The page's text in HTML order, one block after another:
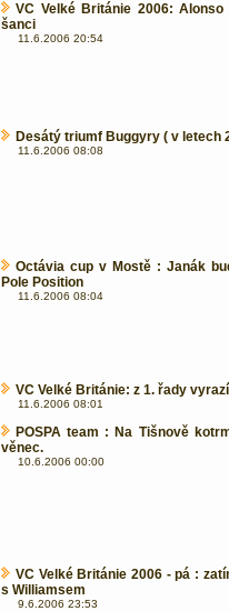
VC Velké Británie 2006:
šanci
11.6.2006 20:54
Desátý triumf Buggyry ( v letech
11.6.2006 08:08
Octávia cup v Mostě : Janák
Pole Position
11.6.2006 08:04
VC Velké Británie: z 1. řady
11.6.2006 08:01
POSPA team : Na Tišnově
věnec.
10.6.2006 00:00
VC Velké Británie 2006 - pá :
s Williamsem
9.6.2006 23:53